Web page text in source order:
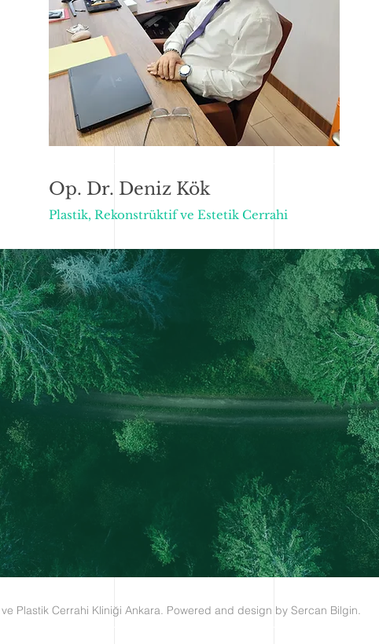
Op. Dr. Deniz Kök
Plastik, Rekonstrüktif ve Estetik Cerrahi
Plastik Cerrahi Kliniği Ankara. Powered and design by Sercan Bilgin.​